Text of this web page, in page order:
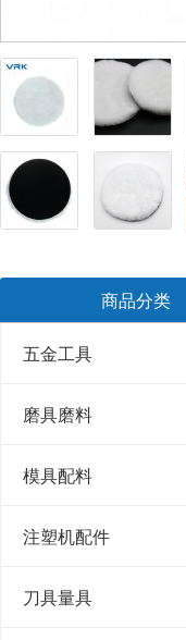
商品分类
五金工具
磨具磨料
模具配料
注塑机配件
刀具量具